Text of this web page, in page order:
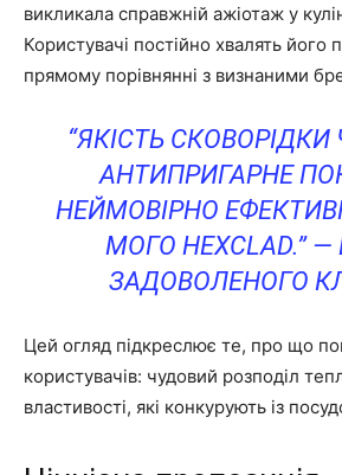
викликала справжній ажіотаж у
Користувачі постійно хвалять його
прямому порівнянні з визнаними
“ЯКІСТЬ
АНТИПРИГАРНЕ
НЕЙМОВІРНО
МОГО HEXCLAD.” —
ЗАДОВОЛЕНОГО
Цей огляд підкреслює те, про що
користувачів: чудовий розподіл
властивості, які конкурують із